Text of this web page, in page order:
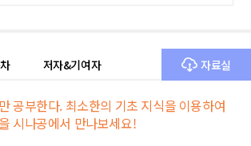
저자&기여자 자료실
공부한다. 최소한의 기초 지식을 이용하여
시나공에서 만나보세요!